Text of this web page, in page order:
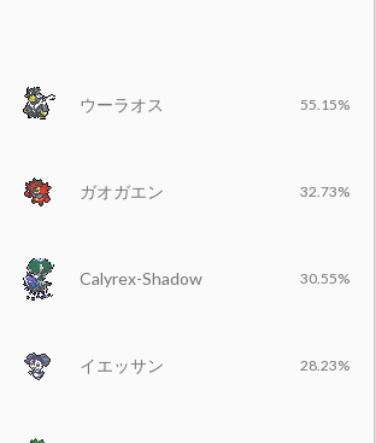
ウーラオス 55.15%
ガオガエン 32.73%
Calyrex-Shadow 30.55%
イエッサン 28.23%